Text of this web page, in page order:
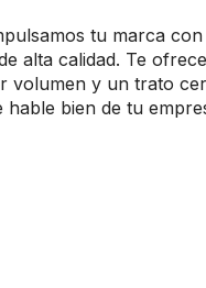
tu marca
alta calidad. Te
volumen y un trato
hable bien de tu